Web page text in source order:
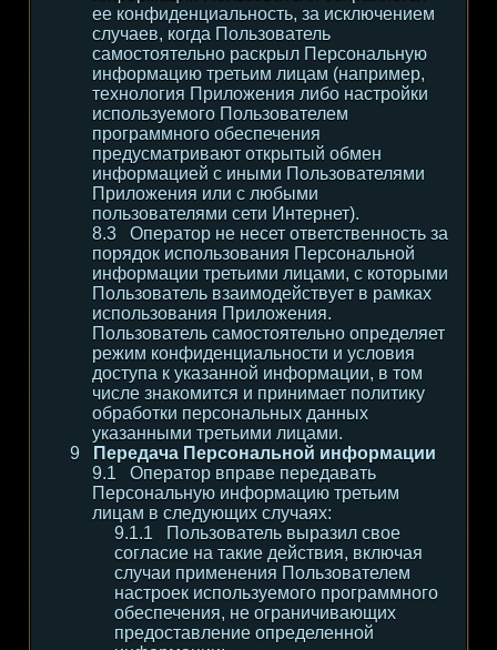
ее конфиденциальность, за исключением
случаев, когда Пользователь
самостоятельно раскрыл Персональную
информацию третьим лицам (например,
технология Приложения либо настройки
используемого Пользователем
программного обеспечения
предусматривают открытый обмен
информацией с иными Пользователями
Приложения или с любыми
пользователями сети Интернет).
Оператор не несет ответственность за
порядок использования Персональной
информации третьими лицами, с которыми
Пользователь взаимодействует в рамках
использования Приложения.
Пользователь самостоятельно определяет
режим конфиденциальности и условия
доступа к указанной информации, в том
числе знакомится и принимает политику
обработки персональных данных
указанными третьими лицами.
Передача Персональной информации
Оператор вправе передавать
Персональную информацию третьим
лицам в следующих случаях:
Пользователь выразил свое
согласие на такие действия, включая
случаи применения Пользователем
настроек используемого программного
обеспечения, не ограничивающих
предоставление определенной